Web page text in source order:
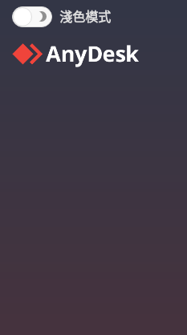
淺色模式